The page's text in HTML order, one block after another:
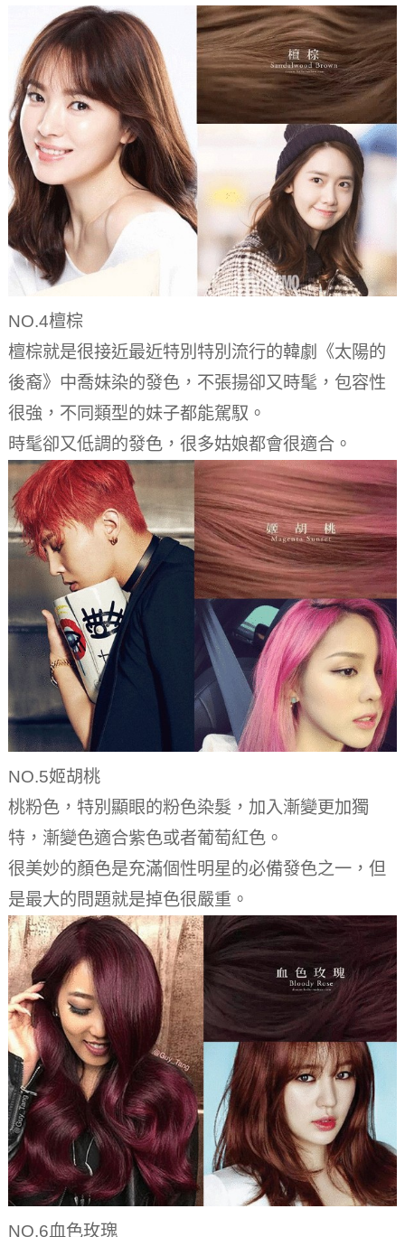
NO.4檀棕
檀棕就是很接近最近特別特別流行的韓劇《太陽的
後裔》中喬妹染的發色，不張揚卻又時髦，包容性
很強，不同類型的妹子都能駕馭。
時髦卻又低調的發色，很多姑娘都會很適合。
NO.5姬胡桃
桃粉色，特別顯眼的粉色染髮，加入漸變更加獨
特，漸變色適合紫色或者葡萄紅色。
很美妙的顏色是充滿個性明星的必備發色之一，但
是最大的問題就是掉色很嚴重。
NO.6血色玫瑰